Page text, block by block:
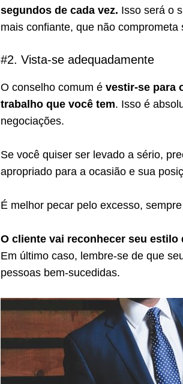
segundos de cada vez. Isso será o
mais confiante, que não comprometa
#2. Vista-se adequadamente
O conselho comum é vestir-se para
trabalho que você tem. Isso é
negociações.
Se você quiser ser levado a sério,
apropriado para a ocasião e sua
É melhor pecar pelo excesso,
O cliente vai reconhecer seu
Em último caso, lembre-se de que
pessoas bem-sucedidas.